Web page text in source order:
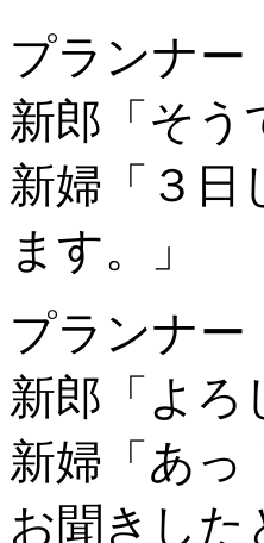
プランナー
新郎「そう
新婦「３日
ます。」
プランナー
新郎「よろ
新婦「あっ
お聞きした